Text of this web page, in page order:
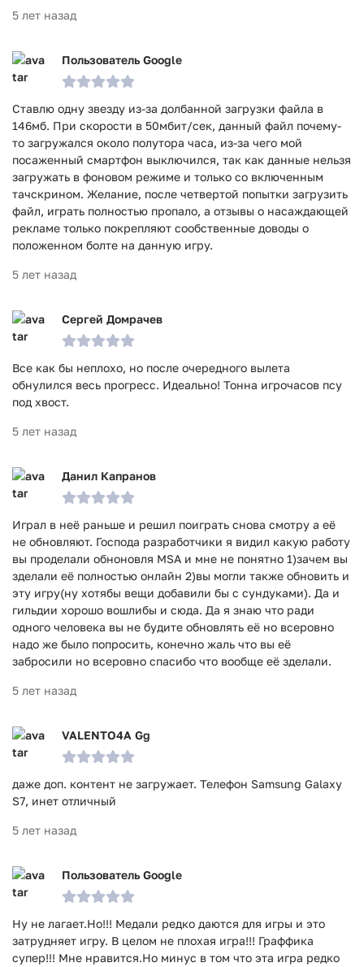
5 лет назад
Пользователь Google
Ставлю одну звезду из-за долбанной загрузки файла в
146мб. При скорости в 50мбит/сек, данный файл почему-
то загружался около полутора часа, из-за чего мой
посаженный смартфон выключился, так как данные нельзя
загружать в фоновом режиме и только со включенным
тачскрином. Желание, после четвертой попытки загрузить
файл, играть полностью пропало, а отзывы о насаждающей
рекламе только покрепляют сообственные доводы о
положенном болте на данную игру.
5 лет назад
Сергей Домрачев
Все как бы неплохо, но после очередного вылета
обнулился весь прогресс. Идеально! Тонна игрочасов псу
под хвост.
5 лет назад
Данил Капранов
Играл в неё раньше и решил поиграть снова смотру а её
не обновляют. Господа разработчики я видил какую работу
вы проделали обноновля MSA и мне не понятно 1)зачем вы
зделали её полностью онлайн 2)вы могли также обновить и
эту игру(ну хотябы вещи добавили бы с сундуками). Да и
гильдии хорошо вошлибы и сюда. Да я знаю что ради
одного человека вы не будите обновлять её но всеровно
надо же было попросить, конечно жаль что вы её
забросили но всеровно спасибо что вообще её зделали.
5 лет назад
VALENTO4A Gg
даже доп. контент не загружает. Телефон Samsung Galaxy
S7, инет отличный
5 лет назад
Пользователь Google
Ну не лагает.Но!!! Медали редко даются для игры и это
затрудняет игру. В целом не плохая игра!!! Граффика
супер!!! Мне нравится.Но минус в том что эта игра редко